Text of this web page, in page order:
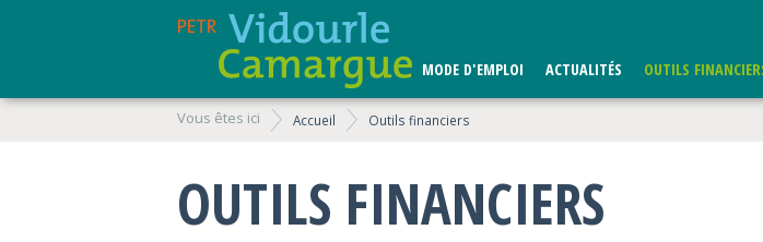
MODE D'EMPLOI ACTUALITÉS OUTILS
Vous êtes ici Accueil Outils financiers
OUTILS FINANCIERS